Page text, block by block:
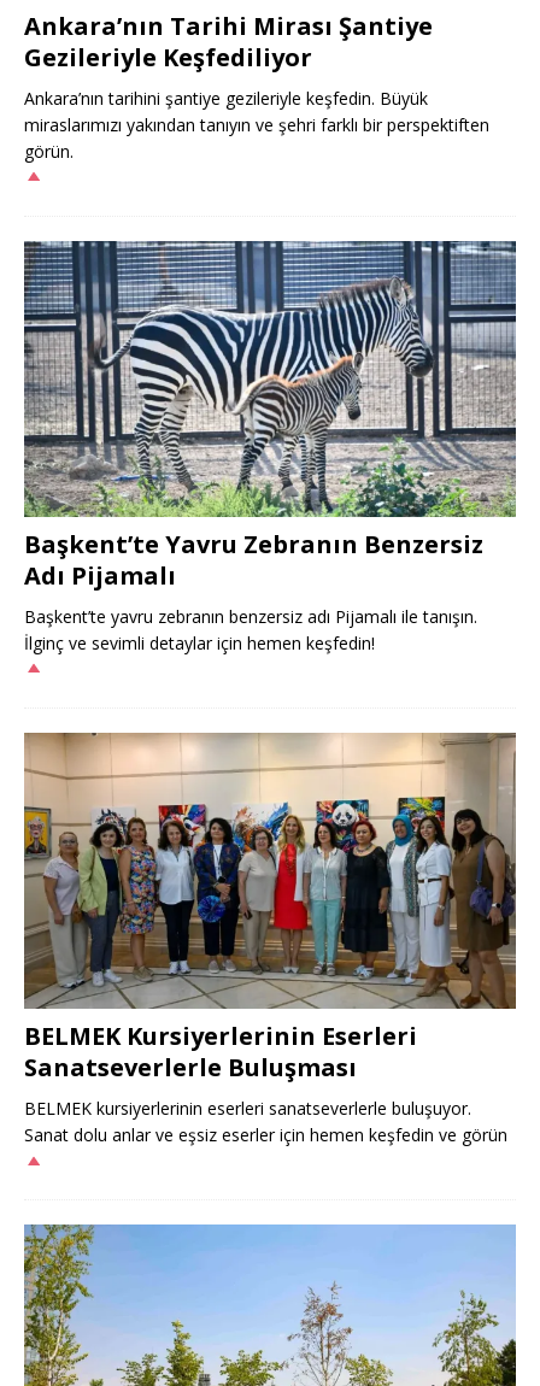
Ankara’nın Tarihi Mirası Şantiye
Gezileriyle Keşfediliyor
Ankara’nın tarihini şantiye gezileriyle keşfedin. Büyük
miraslarımızı yakından tanıyın ve şehri farklı bir perspektiften
görün.
Başkent’te Yavru Zebranın Benzersiz
Adı Pijamalı
Başkent’te yavru zebranın benzersiz adı Pijamalı ile tanışın.
İlginç ve sevimli detaylar için hemen keşfedin!
BELMEK Kursiyerlerinin Eserleri
Sanatseverlerle Buluşması
BELMEK kursiyerlerinin eserleri sanatseverlerle buluşuyor.
Sanat dolu anlar ve eşsiz eserler için hemen keşfedin ve görün